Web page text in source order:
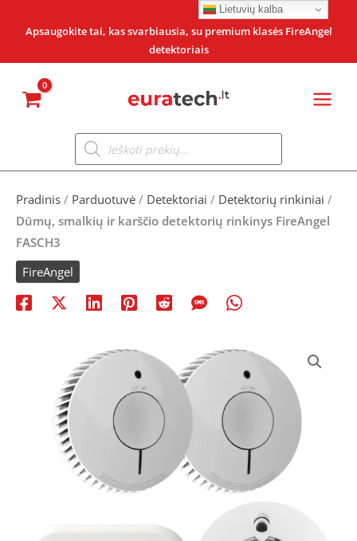
Apsaugokite tai, kas svarbiausia, su premium klasės FireAngel
detektoriais
Products
search
Pradinis / Parduotuvė / Detektoriai / Detektorių rinkiniai /
Dūmų, smalkių ir karščio detektorių rinkinys FireAngel
FASCH3
FireAngel
smalkių
FireAngel
Lietuvių kalba